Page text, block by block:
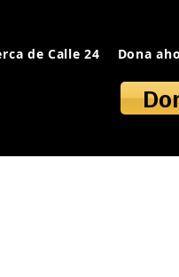
de Calle 24 Dona